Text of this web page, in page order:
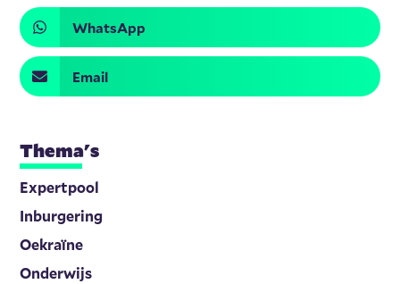
WhatsApp
Email
Thema's
Expertpool
Inburgering
Oekraïne
Onderwijs